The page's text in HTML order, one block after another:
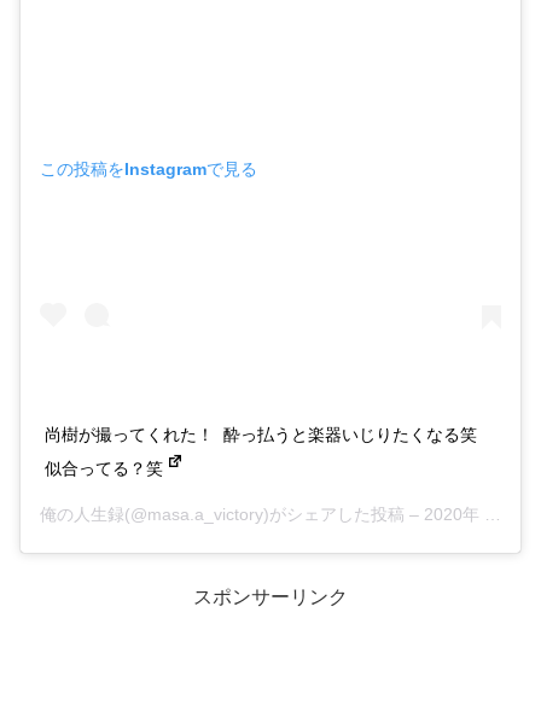
この投稿をInstagramで見る
尚樹が撮ってくれた！⁣ ⁣ 酔っ払うと楽器いじりたくなる笑⁣ ⁣
似合ってる？笑
俺の人生録(@masa.a_victory)がシェアした投稿 – 2020年 6月月27日午前6時00分PDT
スポンサーリンク